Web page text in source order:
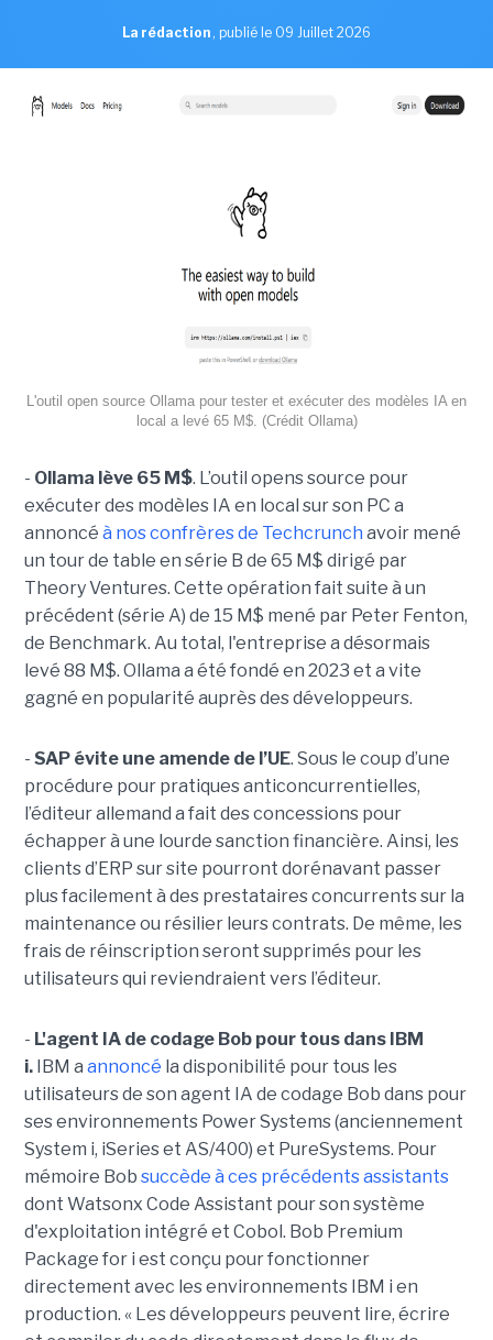
La rédaction , publié le 09 Juillet 2026
L'outil open source Ollama pour tester et exécuter des modèles IA en
local a levé 65 M$. (Crédit Ollama)
- Ollama lève 65 M$. L’outil opens source pour
exécuter des modèles IA en local sur son PC a
annoncé à nos confrères de Techcrunch avoir mené
un tour de table en série B de 65 M$ dirigé par
Theory Ventures. Cette opération fait suite à un
précédent (série A) de 15 M$ mené par Peter Fenton,
de Benchmark. Au total, l'entreprise a désormais
levé 88 M$. Ollama a été fondé en 2023 et a vite
gagné en popularité auprès des développeurs.
- SAP évite une amende de l’UE. Sous le coup d’une
procédure pour pratiques anticoncurrentielles,
l’éditeur allemand a fait des concessions pour
échapper à une lourde sanction financière. Ainsi, les
clients d’ERP sur site pourront dorénavant passer
plus facilement à des prestataires concurrents sur la
maintenance ou résilier leurs contrats. De même, les
frais de réinscription seront supprimés pour les
utilisateurs qui reviendraient vers l’éditeur.
- L'agent IA de codage Bob pour tous dans IBM
i.IBM a annoncé la disponibilité pour tous les
utilisateurs de son agent IA de codage Bob dans pour
ses environnements Power Systems (anciennement
System i, iSeries et AS/400) et PureSystems. Pour
mémoire Bob succède à ces précédents assistants
dont Watsonx Code Assistant pour son système
d'exploitation intégré et Cobol. Bob Premium
Package for i est conçu pour fonctionner
directement avec les environnements IBM i en
production. « Les développeurs peuvent lire, écrire